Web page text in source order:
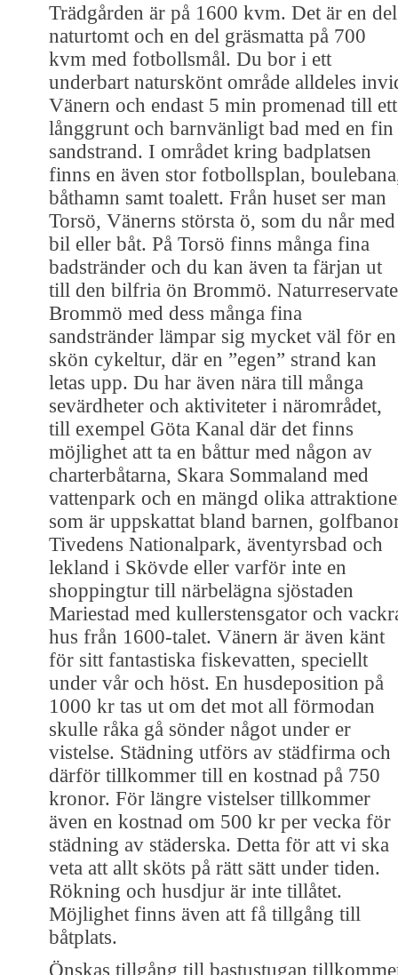
Trädgården är på 1600 kvm. Det är en del
naturtomt och en del gräsmatta på 700
kvm med fotbollsmål. Du bor i ett
underbart naturskönt område alldeles
Vänern och endast 5 min promenad till ett
långgrunt och barnvänligt bad med en fin
sandstrand. I området kring badplatsen
finns en även stor fotbollsplan,
båthamn samt toalett. Från huset ser man
Torsö, Vänerns största ö, som du når med
bil eller båt. På Torsö finns många fina
badstränder och du kan även ta färjan ut
till den bilfria ön Brommö.
Brommö med dess många fina
sandstränder lämpar sig mycket väl för en
skön cykeltur, där en ”egen” strand kan
letas upp. Du har även nära till många
sevärdheter och aktiviteter i närområdet,
till exempel Göta Kanal där det finns
möjlighet att ta en båttur med någon av
charterbåtarna, Skara Sommaland med
vattenpark och en mängd olika
som är uppskattat bland barnen,
Tivedens Nationalpark, äventyrsbad och
lekland i Skövde eller varför inte en
shoppingtur till närbelägna sjöstaden
Mariestad med kullerstensgator och
hus från 1600-talet. Vänern är även känt
för sitt fantastiska fiskevatten, speciellt
under vår och höst. En husdeposition på
1000 kr tas ut om det mot all förmodan
skulle råka gå sönder något under er
vistelse. Städning utförs av städfirma och
därför tillkommer till en kostnad på 750
kronor. För längre vistelser tillkommer
även en kostnad om 500 kr per vecka för
städning av städerska. Detta för att vi ska
veta att allt sköts på rätt sätt under tiden.
Rökning och husdjur är inte tillåtet.
Möjlighet finns även att få tillgång till
båtplats.
Önskas tillgång till bastustugan